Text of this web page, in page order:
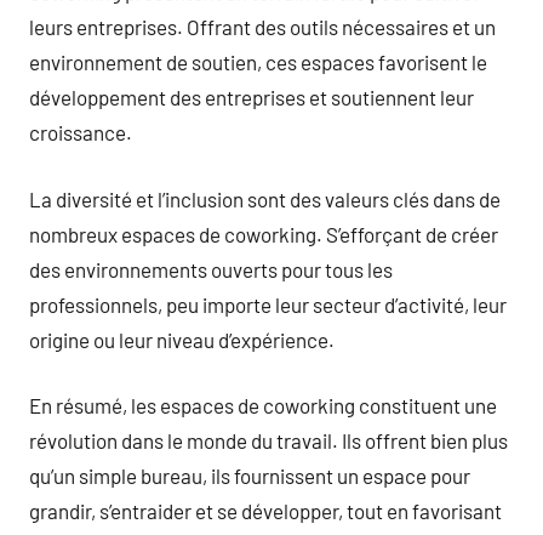
leurs entreprises. Offrant des outils nécessaires et un
environnement de soutien, ces espaces favorisent le
développement des entreprises et soutiennent leur
croissance.
La diversité et l’inclusion sont des valeurs clés dans de
nombreux espaces de coworking. S’efforçant de créer
des environnements ouverts pour tous les
professionnels, peu importe leur secteur d’activité, leur
origine ou leur niveau d’expérience.
En résumé, les espaces de coworking constituent une
révolution dans le monde du travail. Ils offrent bien plus
qu’un simple bureau, ils fournissent un espace pour
grandir, s’entraider et se développer, tout en favorisant